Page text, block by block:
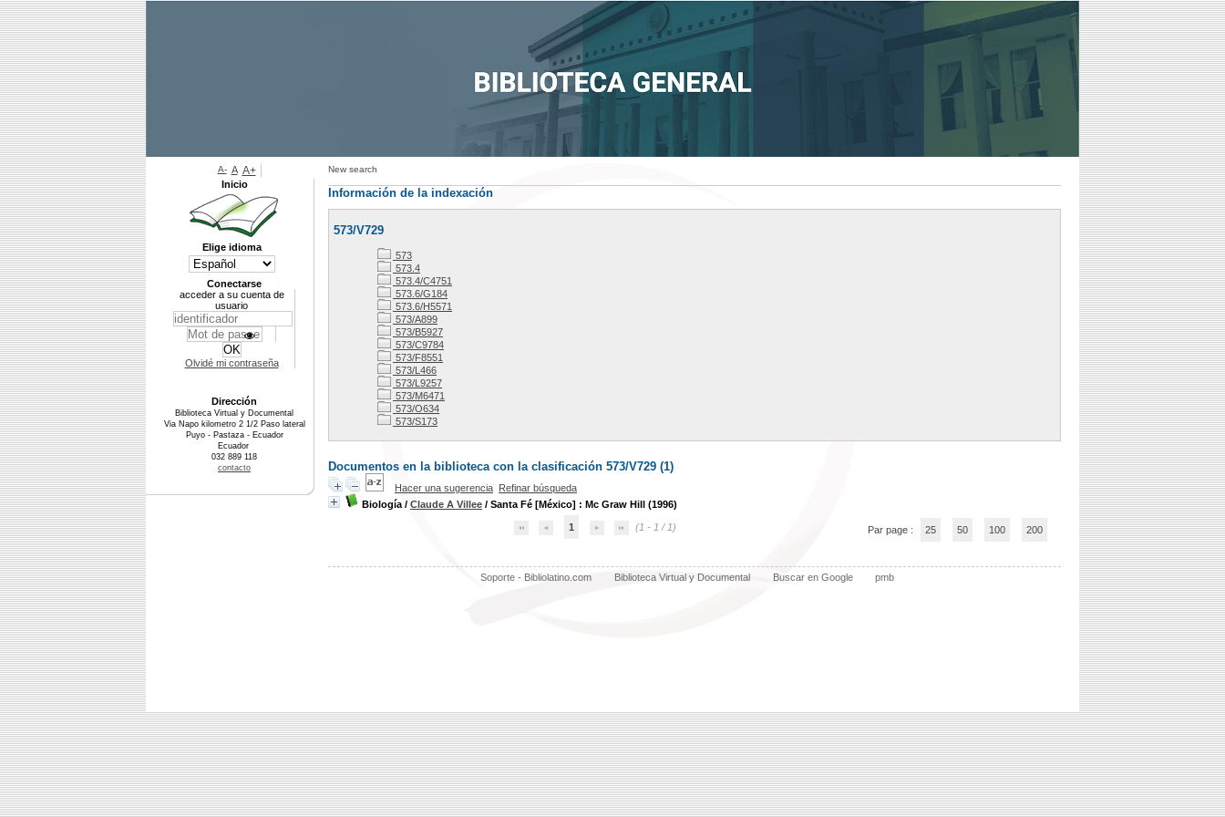
New search
Información de la indexación
573/V729
573
573.4
573.4/C4751
573.6/G184
573.6/H5571
573/A899
573/B5927
573/C9784
573/F8551
573/L466
573/L9257
573/M6471
573/O634
573/S173
Documentos en la biblioteca con la clasificación 573/V729 (1)
Hacer una sugerencia Refinar búsqueda
Biología / Claude A Villee / Santa Fé [México] : Mc Graw Hill (1996)
1 (1 - 1 / 1) Par page : 25 50 100 200
Soporte - Bibliolatino.com Biblioteca Virtual y Documental Buscar en Google pmb
A- A A+
Inicio
Elige idioma
Conectarse
acceder a su cuenta de
usuario
Olvidé mi contraseña
Dirección
Biblioteca Virtual y Documental
Via Napo kilometro 2 1/2 Paso lateral
Puyo - Pastaza - Ecuador
Ecuador
032 889 118
contacto